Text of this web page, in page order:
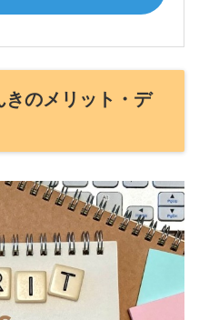
のメリット・デ